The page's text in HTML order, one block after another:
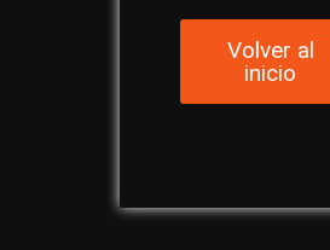
Volver al
inicio